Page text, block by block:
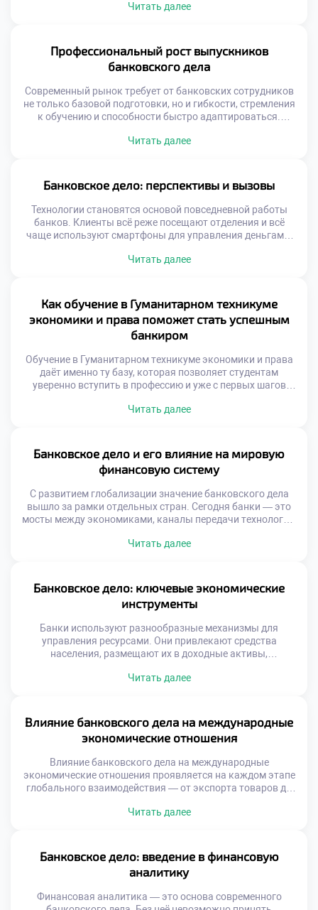
под их поведение и потребности. Банки, в свою очередь,
стабильность и рост, поскольку ускоряют оборот
капитала и расширяют доступ к финансовым […]
Читать далее
Профессиональный рост выпускников
банковского дела
Современный рынок требует от банковских сотрудников
не только базовой подготовки, но и гибкости, стремления
к обучению и способности быстро адаптироваться.
на старте обладают преимуществом: они понимают
риски. Эти качества открывают перед ними двери в
ведущие финансовые учреждения. Профессиональный
рост выпускников […]
Читать далее
Банковское дело: перспективы и вызовы
Технологии становятся основой повседневной работы
банков. Клиенты всё реже посещают отделения и всё
чаще используют смартфоны для управления деньгами.
дело выходит за рамки традиционных операций. Оно
экосистемами. Банки больше не ограничиваются ролью
хранилища денег. Они становятся […]
Читать далее
Как обучение в Гуманитарном техникуме
экономики и права поможет стать успешным
банкиром
Обучение в Гуманитарном техникуме экономики и права
даёт именно ту базу, которая позволяет студентам
уверенно вступить в профессию и уже с первых шагов
обучение в Гуманитарном техникуме экономики и права
финансовую сферу. Техникум предлагает не просто […]
Читать далее
Банковское дело и его влияние на мировую
финансовую систему
С развитием глобализации значение банковского дела
вышло за рамки отдельных стран. Сегодня банки — это
мосты между экономиками, каналы передачи технологий,
инфраструктурных проектов, поддерживают малый и
стало неотъемлемой частью международной финансовой
архитектуры, где каждый крупный игрок […]
Читать далее
Банковское дело: ключевые экономические
инструменты
Банки используют разнообразные механизмы для
управления ресурсами. Они привлекают средства
населения, размещают их в доходные активы,
риски. Каждый из этих процессов строится на точных
Понимание этих механизмов — основа для подготовки
квалифицированных специалистов в области финансов.
Для студентов, интересующихся экономикой, […]
Читать далее
Влияние банковского дела на международные
экономические отношения
Влияние банковского дела на международные
экономические отношения проявляется на каждом этапе
глобального взаимодействия — от экспорта товаров до
рубежом. Банки выступают не просто как посредники, а
международных операций. Без эффективного
банковского сектора международная торговля
замедлилась бы, инвестиции не находили бы […]
Читать далее
Банковское дело: введение в финансовую
аналитику
Финансовая аналитика — это основа современного